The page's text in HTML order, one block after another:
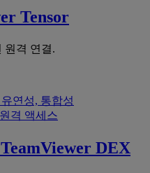
Tensor
원격 연결.
연성, 통합성
격 액세스
TeamViewer DEX